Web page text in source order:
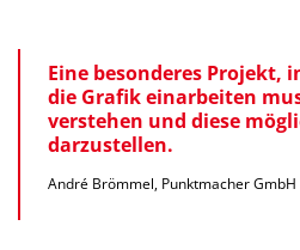
Eine besonderes Projekt,
die Grafik einarbeiten
verstehen und diese
darzustellen.
André Brömmel, Punktmacher GmbH